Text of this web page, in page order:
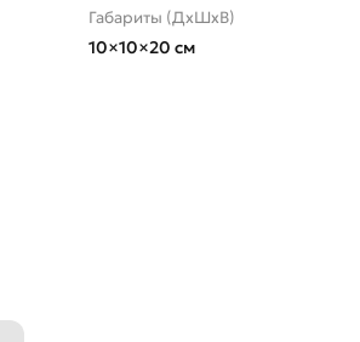
Габариты (ДхШхВ)
10×10×20 см